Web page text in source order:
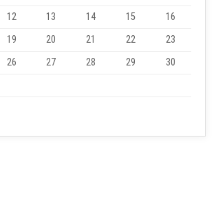
12 13 14 15
16
19 20 21 22
23
26 27 28 29
30